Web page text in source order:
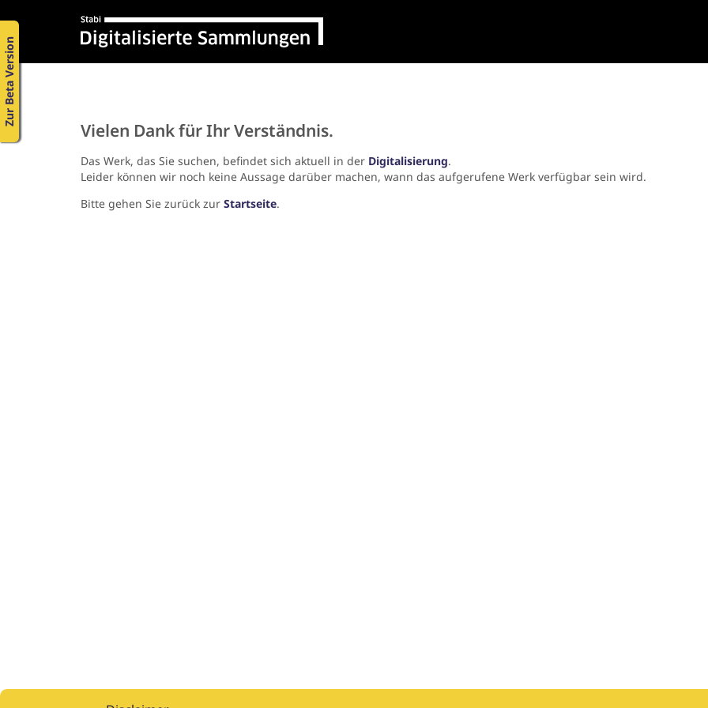
Zur Beta Version
Vielen Dank für Ihr Verständnis.
Das Werk, das Sie suchen, befindet sich aktuell in der Digitalisierung.
Leider können wir noch keine Aussage darüber machen, wann das aufgerufene Werk verfügbar sein wird.
Bitte gehen Sie zurück zur Startseite.